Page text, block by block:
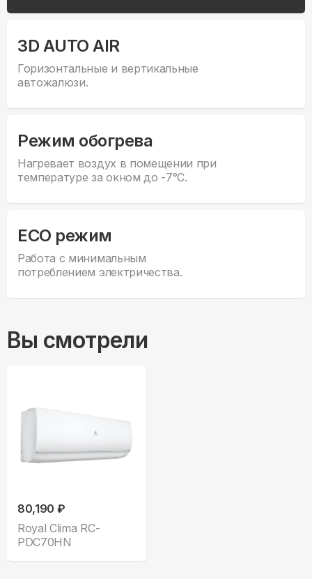
3D AUTO AIR
Горизонтальные и вертикальные
автожалюзи.
Режим обогрева
Нагревает воздух в помещении при
температуре за окном до -7°С.
ECO режим
Работа с минимальным
потреблением электричества.
Вы смотрели
80,190 ₽
Royal Clima RC-
PDC70HN